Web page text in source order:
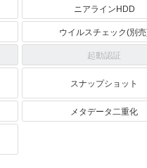
ニアラインHDD
ウイルスチェック(別
起動認証
スナップショット
メタデータ二重化